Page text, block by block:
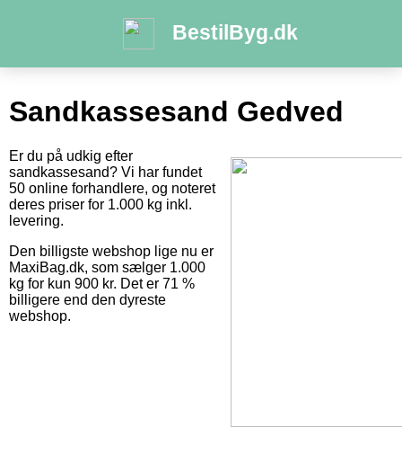
BestilByg.dk
Sandkassesand Gedved
Er du på udkig efter
sandkassesand? Vi har fundet
50 online forhandlere, og noteret
deres priser for 1.000 kg inkl.
levering.
Den billigste webshop lige nu er
MaxiBag.dk, som sælger 1.000
kg for kun 900 kr. Det er 71 %
billigere end den dyreste
webshop.